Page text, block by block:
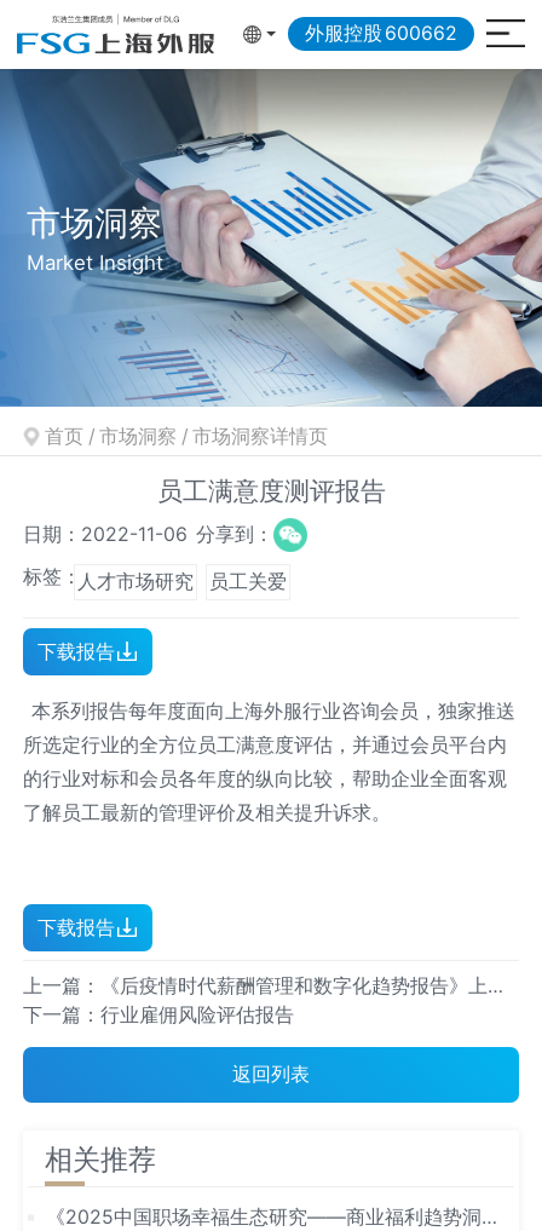
外服控股 600662
市场洞察
Market Insight
首页 / 市场洞察 / 市场洞察详情页
员工满意度测评报告
日期：2022-11-06 分享到：
标签： 人才市场研究 员工关爱
下载报告
本系列报告每年度面向上海外服行业咨询会员，独家推送
所选定行业的全方位员工满意度评估，并通过会员平台内
的行业对标和会员各年度的纵向比较，帮助企业全面客观
了解员工最新的管理评价及相关提升诉求。
下载报告
上一篇：《后疫情时代薪酬管理和数字化趋势报告》上篇
之薪酬福利
返回列表
下一篇：行业雇佣风险评估报告
相关推荐
《2025中国职场幸福生态研究——商业福利趋势洞